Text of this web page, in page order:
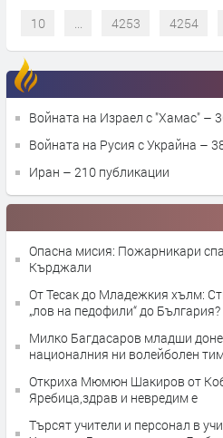
10 ... 4253 4254
Войната на Израел с "Хамас"
Войната на Русия с Украйна
Иран
– 210 публикации
Опасна мисия: Пожарникари
Кърджали
От Тесак до Младежкия хълм:
„лов на педофили“ до България?
Милко Багдасаров младши
националния ни волейболен
Откриха Мюмюн Шакиров от
Яребица,здрав и невредим е
Търсят учители и персонал в